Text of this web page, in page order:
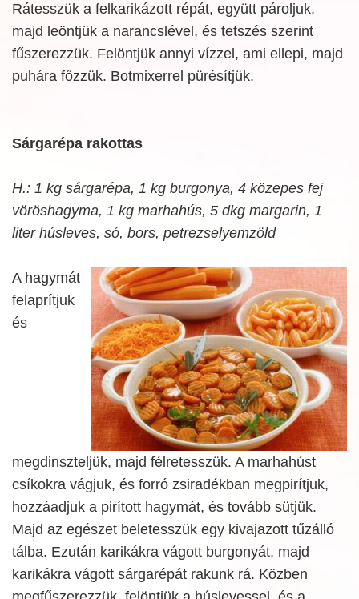
Rátesszük a felkarikázott répát, együtt pároljuk,
majd leöntjük a narancslével, és tetszés szerint
fűszerezzük. Felöntjük annyi vízzel, ami ellepi, majd
puhára főzzük. Botmixerrel pürésítjük.
Sárgarépa rakottas
H.: 1 kg sárgarépa, 1 kg burgonya, 4 közepes fej
vöröshagyma, 1 kg marhahús, 5 dkg margarin, 1
liter húsleves, só, bors, petrezselyemzöld
A hagymát
felaprítjuk
és
megdinszteljük, majd félretesszük. A marhahúst
csíkokra vágjuk, és forró zsiradékban megpirítjuk,
hozzáadjuk a pirított hagymát, és tovább sütjük.
Majd az egészet beletesszük egy kivajazott tűzálló
tálba. Ezután karikákra vágott burgonyát, majd
karikákra vágott sárgarépát rakunk rá. Közben